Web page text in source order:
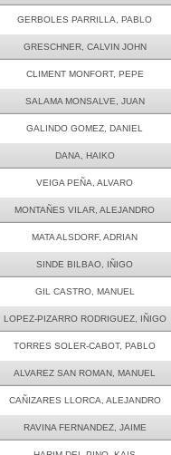
GERBOLES PARRILLA, PABLO
GRESCHNER, CALVIN JOHN
CLIMENT MONFORT, PEPE
SALAMA MONSALVE, JUAN
GALINDO GOMEZ, DANIEL
DANA, HAIKO
VEIGA PEÑA, ALVARO
MONTAÑES VILAR, ALEJANDRO
MATA ALSDORF, ADRIAN
SINDE BILBAO, IÑIGO
GIL CASTRO, MANUEL
LOPEZ-PIZARRO RODRIGUEZ, IÑIGO
TORRES SOLER-CABOT, PABLO
ALVAREZ SAN ROMAN, MANUEL
CAÑIZARES LLORCA, ALEJANDRO
RAVINA FERNANDEZ, JAIME